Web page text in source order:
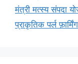
मंत्री मत्स्य संपदा
प्राकृतिक पर्ल